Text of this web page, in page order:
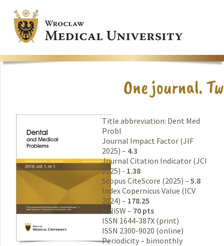
Title abbreviation: Dent Med
Probl
Journal Impact Factor (JIF
2025) – 4.3
Journal Citation Indicator (JCI
2025) - 1.38
Scopus CiteScore (2025) – 5.8
Index Copernicus Value (ICV
2024) – 178.25
MNiSW – 70 pts
ISSN 1644-387X (print)
ISSN 2300-9020 (online)
Periodicity – bimonthly